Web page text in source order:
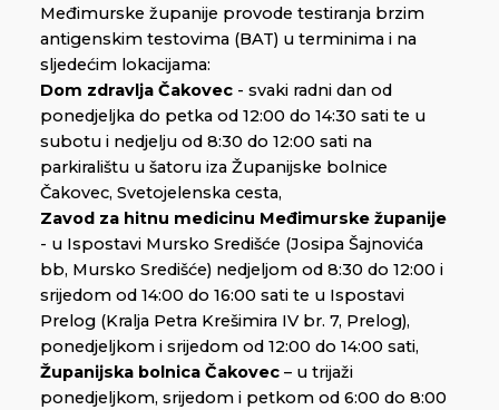
Međimurske županije provode testiranja brzim
antigenskim testovima (BAT) u terminima i na
sljedećim lokacijama:
Dom zdravlja Čakovec - svaki radni dan od
ponedjeljka do petka od 12:00 do 14:30 sati te u
subotu i nedjelju od 8:30 do 12:00 sati na
parkiralištu u šatoru iza Županijske bolnice
Čakovec, Svetojelenska cesta,
Zavod za hitnu medicinu Međimurske županije
- u Ispostavi Mursko Središće (Josipa Šajnovića
bb, Mursko Središće) nedjeljom od 8:30 do 12:00 i
srijedom od 14:00 do 16:00 sati te u Ispostavi
Prelog (Kralja Petra Krešimira IV br. 7, Prelog),
ponedjeljkom i srijedom od 12:00 do 14:00 sati,
Županijska bolnica Čakovec – u trijaži
ponedjeljkom, srijedom i petkom od 6:00 do 8:00